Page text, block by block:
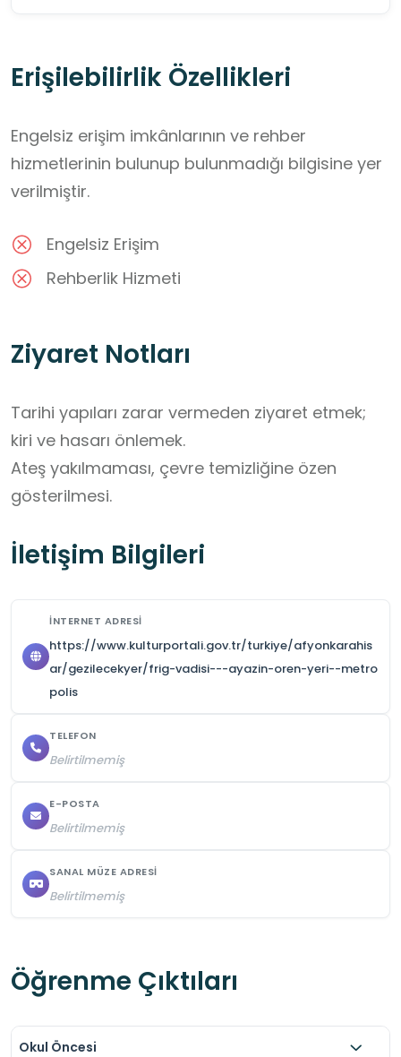
Erişilebilirlik Özellikleri
Engelsiz erişim imkânlarının ve rehber
hizmetlerinin bulunup bulunmadığı bilgisine yer
verilmiştir.
Engelsiz Erişim
Rehberlik Hizmeti
Ziyaret Notları
Tarihi yapıları zarar vermeden ziyaret etmek;
kiri ve hasarı önlemek.
Ateş yakılmaması, çevre temizliğine özen
gösterilmesi.
İletişim Bilgileri
İNTERNET ADRESI
https://www.kulturportali.gov.tr/turkiye/afyonkarahis
ar/gezilecekyer/frig-vadisi---ayazin-oren-yeri--metro
polis
TELEFON
Belirtilmemiş
E-POSTA
Belirtilmemiş
SANAL MÜZE ADRESI
Belirtilmemiş
Öğrenme Çıktıları
Okul Öncesi